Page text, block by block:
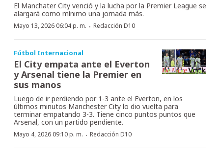
El Manchater City venció y la lucha por la Premier League se
alargará como mínimo una jornada más.
Mayo 13, 2026 06:04 p. m. · Redacción D10
Fútbol Internacional
El City empata ante el Everton
y Arsenal tiene la Premier en
sus manos
Luego de ir perdiendo por 1-3 ante el Everton, en los
últimos minutos Manchester City lo dio vuelta para
terminar empatando 3-3. Tiene cinco puntos puntos que
Arsenal, con un partido pendiente.
Mayo 4, 2026 09:10 p. m. · Redacción D10